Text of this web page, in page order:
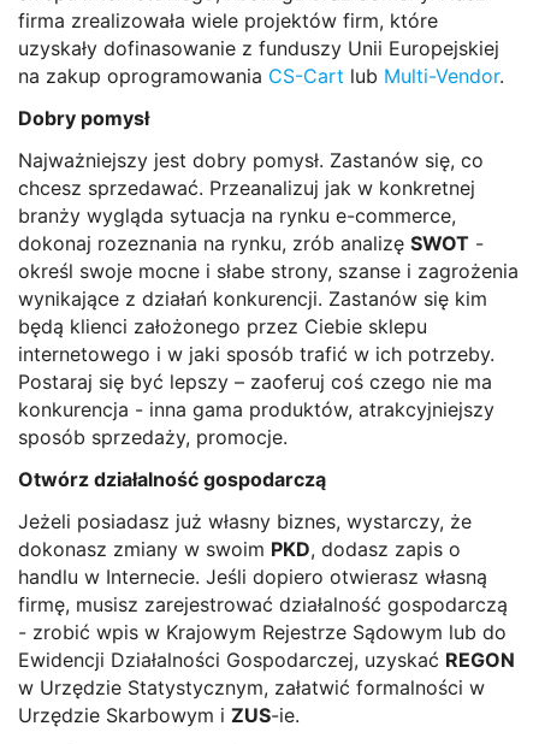
firma zrealizowała wiele projektów firm, które
uzyskały dofinasowanie z funduszy Unii Europejskiej
na zakup oprogramowania CS-Cart lub Multi-Vendor.
Dobry pomysł
Najważniejszy jest dobry pomysł. Zastanów się, co
chcesz sprzedawać. Przeanalizuj jak w konkretnej
branży wygląda sytuacja na rynku e-commerce,
dokonaj rozeznania na rynku, zrób analizę SWOT -
określ swoje mocne i słabe strony, szanse i zagrożenia
wynikające z działań konkurencji. Zastanów się kim
będą klienci założonego przez Ciebie sklepu
internetowego i w jaki sposób trafić w ich potrzeby.
Postaraj się być lepszy – zaoferuj coś czego nie ma
konkurencja - inna gama produktów, atrakcyjniejszy
sposób sprzedaży, promocje.
Otwórz działalność gospodarczą
Jeżeli posiadasz już własny biznes, wystarczy, że
dokonasz zmiany w swoim PKD, dodasz zapis o
handlu w Internecie. Jeśli dopiero otwierasz własną
firmę, musisz zarejestrować działalność gospodarczą
- zrobić wpis w Krajowym Rejestrze Sądowym lub do
Ewidencji Działalności Gospodarczej, uzyskać REGON
w Urzędzie Statystycznym, załatwić formalności w
Urzędzie Skarbowym i ZUS-ie.